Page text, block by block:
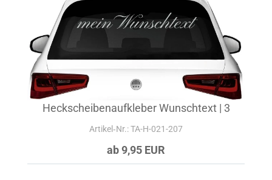
Heckscheibenaufkleber Wunschtext | 3
Artikel‑Nr.: TA-H-021-207
ab 9,95 EUR